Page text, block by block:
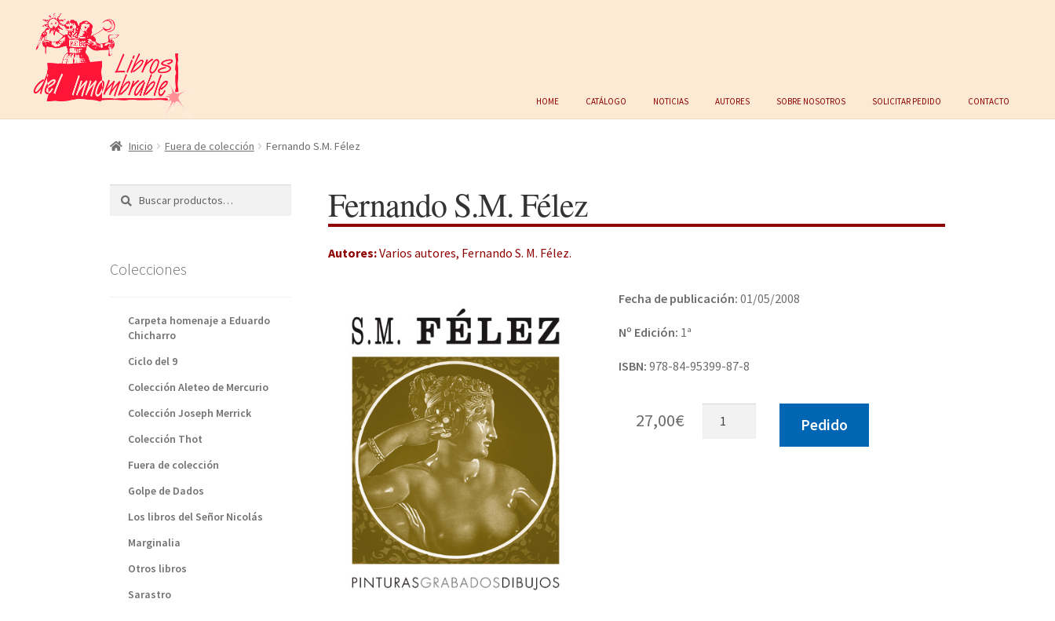
a
navegación
al
contenido
Home Catálogo Noticias Autores Sobre nosotros Solicitar Pedido Contacto
Inicio Fuera de colección Fernando S.M. Félez
Fernando S.M. Félez
Autores:Varios autores, Fernando S. M. Félez.
Fecha de publicación: 01/05/2008
Nº Edición: 1ª
ISBN: 978-84-95399-87-8
27,00€ Pedido
Buscar
Buscar
Colecciones
Carpeta homenaje a Eduardo
Chicharro
Ciclo del 9
Colección Aleteo de Mercurio
Colección Joseph Merrick
Colección Thot
Fuera de colección
Golpe de Dados
Los libros del Señor Nicolás
Marginalia
Otros libros
Sarastro